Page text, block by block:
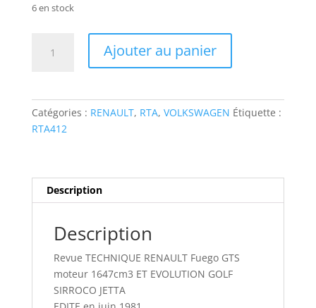
6 en stock
RENAULT
Fuego
EVOLUTION
SIRROCO
JETTA
Ajouter au panier
Catégories : RENAULT, RTA, VOLKSWAGEN Étiquette :
RTA412
Description
Description
Revue TECHNIQUE RENAULT Fuego GTS
moteur 1647cm3 ET EVOLUTION GOLF
SIRROCO JETTA